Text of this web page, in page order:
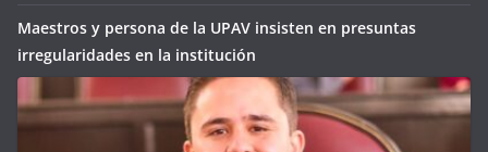
Maestros y persona de la UPAV insisten en presuntas
irregularidades en la institución